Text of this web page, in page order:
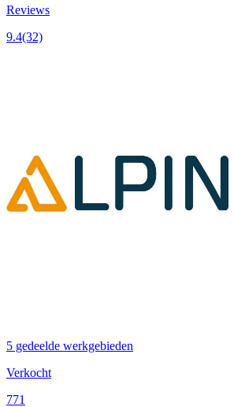
Reviews
9.4(32)
5 gedeelde werkgebieden
Verkocht
771